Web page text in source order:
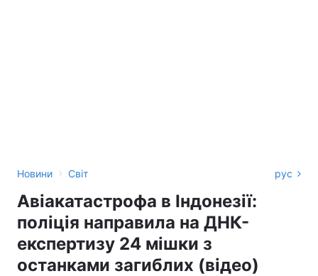
Новини › Світ рус
Авіакатастрофа в Індонезії:
поліція направила на ДНК-
експертизу 24 мішки з
останками загиблих (відео)